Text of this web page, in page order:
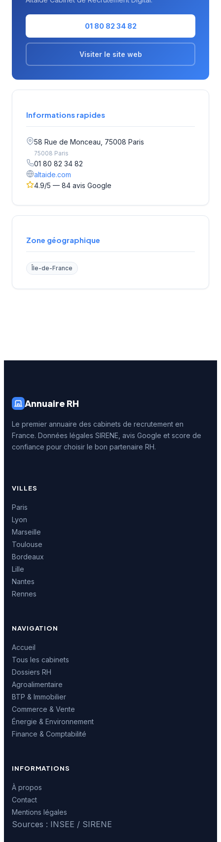
01 80 82 34 82
Visiter le site web
Informations rapides
58 Rue de Monceau, 75008 Paris
75008 Paris
01 80 82 34 82
altaide.com
4.9/5 — 84 avis Google
Zone géographique
Île-de-France
Annuaire RH
Le premier annuaire des cabinets de recrutement en
France. Données légales SIRENE, avis Google et score de
confiance pour choisir le bon partenaire RH.
VILLES
Paris
Lyon
Marseille
Toulouse
Bordeaux
Lille
Nantes
Rennes
NAVIGATION
Accueil
Tous les cabinets
Dossiers RH
Agroalimentaire
BTP & Immobilier
Commerce & Vente
Énergie & Environnement
Finance & Comptabilité
INFORMATIONS
À propos
Contact
Mentions légales
Sources : INSEE / SIRENE